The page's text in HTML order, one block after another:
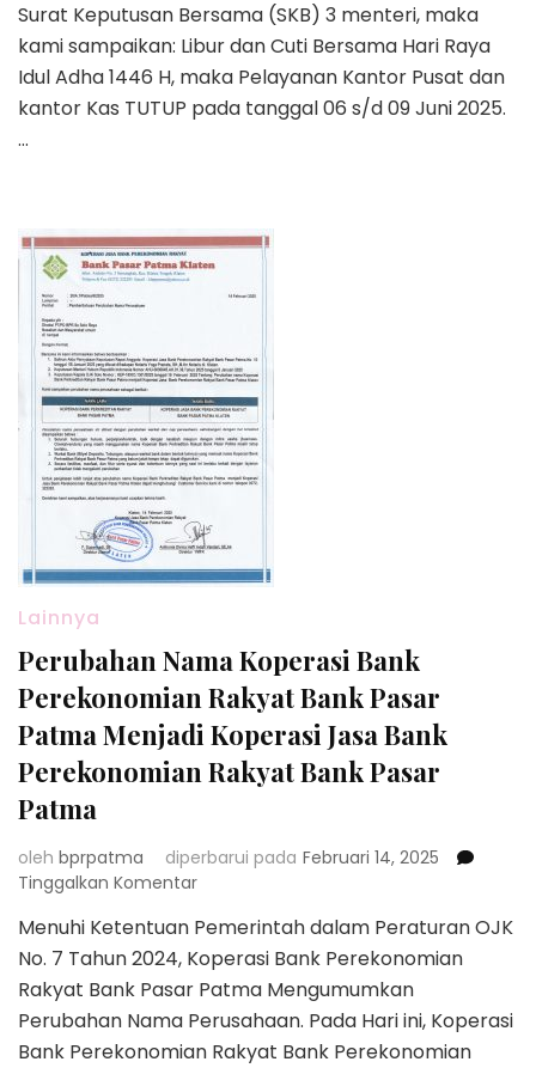
BERSAMA
IDUL
ADHA
1446
Surat Keputusan Bersama (SKB) 3 menteri, maka
kami sampaikan: Libur dan Cuti Bersama Hari Raya
Idul Adha 1446 H, maka Pelayanan Kantor Pusat dan
kantor Kas TUTUP pada tanggal 06 s/d 09 Juni 2025.
…
Lainnya
Perubahan Nama Koperasi Bank
Perekonomian Rakyat Bank Pasar
Patma Menjadi Koperasi Jasa Bank
Perekonomian Rakyat Bank Pasar
Patma
oleh bprpatma diperbarui pada Februari 14, 2025
Tinggalkan Komentarpada
Nama
Koperasi
Bank
Perekonomian
Rakyat
Bank
Menuhi Ketentuan Pemerintah dalam Peraturan OJK
No. 7 Tahun 2024, Koperasi Bank Perekonomian
Rakyat Bank Pasar Patma Mengumumkan
Perubahan Nama Perusahaan. Pada Hari ini, Koperasi
Bank Perekonomian Rakyat Bank Perekonomian